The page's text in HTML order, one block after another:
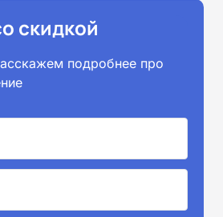
скидкой
подробнее про